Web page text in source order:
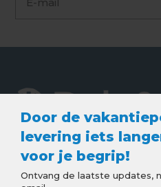
Door de
levering iets
voor je begrip!
Ontvang de laatste updates,
De webshop voor de
producten. Goede